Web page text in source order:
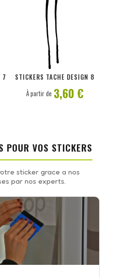
7 STICKERS TACHE DESIGN 8
PERSONNALISER
À partir de 3,60 €
POUR VOS STICKERS
sticker grace a nos
par nos experts.